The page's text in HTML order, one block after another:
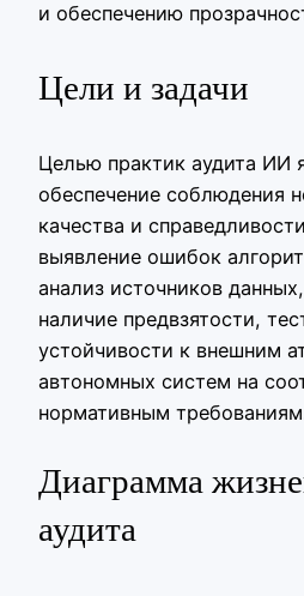
и обеспечению
Цели и задачи
Целью практик аудита ИИ
обеспечение соблюдения
качества и
выявление ошибок
анализ источников
наличие предвзятости,
устойчивости к внешним
автономных систем на
нормативным
Диаграмма
аудита